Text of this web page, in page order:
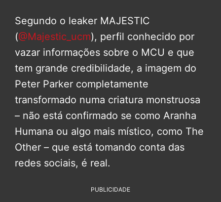
Segundo o leaker MAJESTIC
(@Majestic_ucm), perfil conhecido por
vazar informações sobre o MCU e que
tem grande credibilidade, a imagem do
Peter Parker completamente
transformado numa criatura monstruosa
– não está confirmado se como Aranha
Humana ou algo mais místico, como The
Other – que está tomando conta das
redes sociais, é real.
PUBLICIDADE